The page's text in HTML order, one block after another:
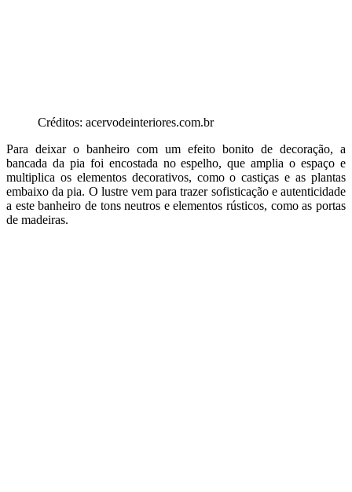
Créditos: acervodeinteriores.com.br
Para deixar o banheiro com um efeito bonito de decoração, a
bancada da pia foi encostada no espelho, que amplia o espaço e
multiplica os elementos decorativos, como o castiças e as plantas
embaixo da pia. O lustre vem para trazer sofisticação e autenticidade
a este banheiro de tons neutros e elementos rústicos, como as portas
de madeiras.